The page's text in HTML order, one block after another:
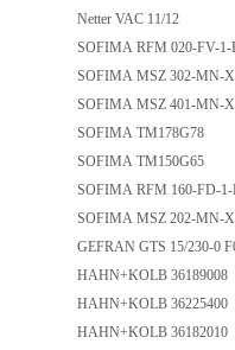
Netter VAC 11/12
SOFIMA RFM 020-FV-
SOFIMA MSZ 302-MN-
SOFIMA MSZ 401-MN-
SOFIMA TM178G78
SOFIMA TM150G65
SOFIMA RFM 160-FD-
SOFIMA MSZ 202-MN-
GEFRAN GTS 15/230-0
HAHN+KOLB 36189008
HAHN+KOLB 36225400
HAHN+KOLB 36182010